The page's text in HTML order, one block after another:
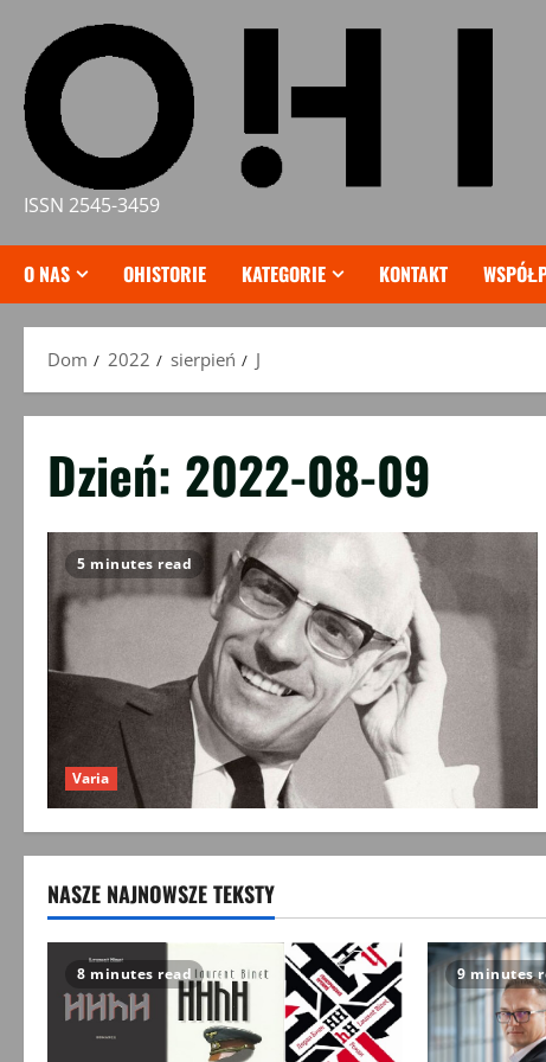
treści
ISSN 2545-3459
O NAS OHISTORIE KATEGORIE KONTAKT
Dom 2022 sierpień J
Dzień: 2022-08-09
5 minutes read
Varia
NASZE NAJNOWSZE TEKSTY
8 minutes read 9 minutes